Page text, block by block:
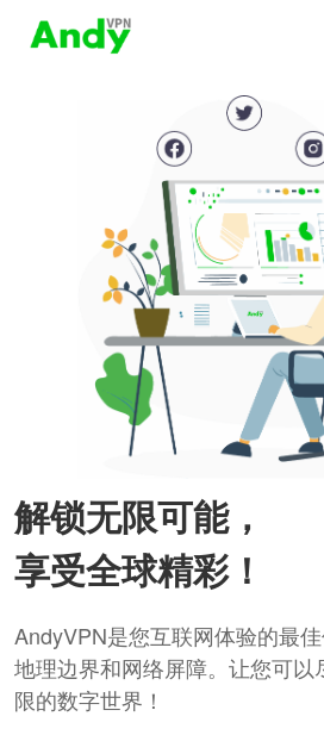
解锁无限可能，
享受全球精彩！
AndyVPN是您互联网体验的最
地理边界和网络屏障。让您可以
限的数字世界！